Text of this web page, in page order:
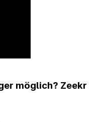
möglich? Zeekr